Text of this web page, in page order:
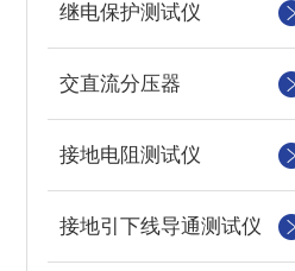
继电保护测试仪
交直流分压器
接地电阻测试仪
接地引下线导通测试仪